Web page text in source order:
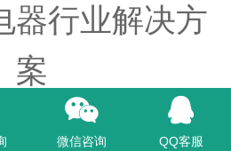
器行业解决方
案
行业的信息化管理解决方
实际需求出发，结合正航
微信咨询 QQ客服